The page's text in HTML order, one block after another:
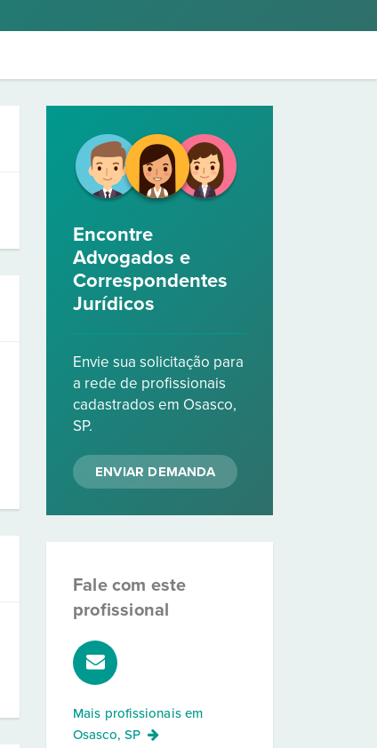
Encontre
Advogados e
Correspondentes
Jurídicos
Envie sua solicitação para
a rede de profissionais
cadastrados em Osasco,
SP.
ENVIAR DEMANDA
Fale com este
profissional
Mais profissionais em
Osasco, SP